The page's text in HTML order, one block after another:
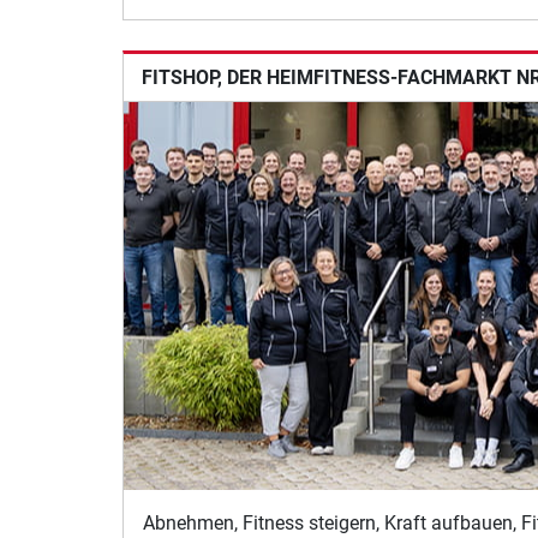
FITSHOP, DER HEIMFITNESS-FACHMARKT
Abnehmen, Fitness steigern, Kraft aufbauen,